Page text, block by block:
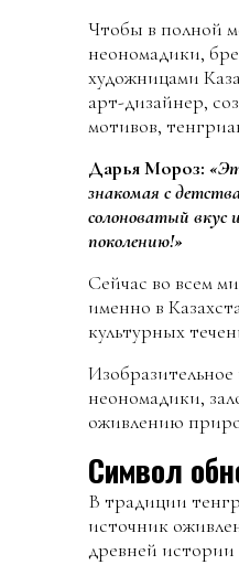
Чтобы в полной
неономадики,
художницами
арт-дизайнер,
мотивов,
Дарья Мороз:
знакомая с
солоноватый вкус
поколению!»
Сейчас во всем
именно в
культурных
неономадики,
оживлению
Символ
В традиции
источник
древней